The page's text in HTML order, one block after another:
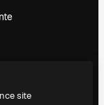
site